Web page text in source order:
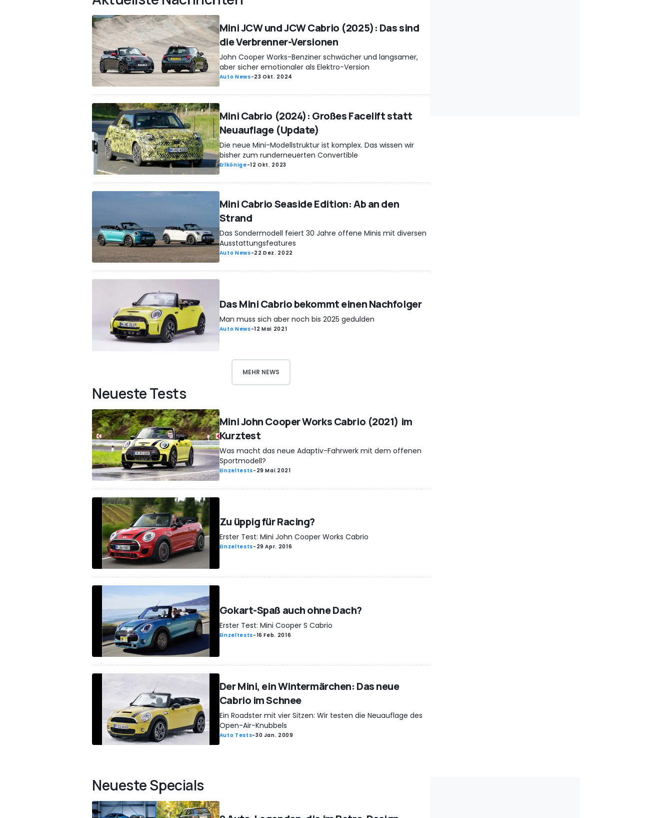
Mini JCW und JCW Cabrio (2025): Das sind
die Verbrenner-Versionen
John Cooper Works-Benziner schwächer und langsamer,
aber sicher emotionaler als Elektro-Version
Auto News-23 Okt. 2024
Mini Cabrio (2024): Großes Facelift statt
Neuauflage (Update)
Die neue Mini-Modellstruktur ist komplex. Das wissen wir
bisher zum runderneuerten Convertible
Erlkönige-12 Okt. 2023
Mini Cabrio Seaside Edition: Ab an den
Strand
Das Sondermodell feiert 30 Jahre offene Minis mit diversen
Ausstattungsfeatures
Auto News-22 Dez. 2022
Das Mini Cabrio bekommt einen Nachfolger
Man muss sich aber noch bis 2025 gedulden
Auto News-12 Mai 2021
MEHR NEWS
Neueste Tests
Mini John Cooper Works Cabrio (2021) im
Kurztest
Was macht das neue Adaptiv-Fahrwerk mit dem offenen
Sportmodell?
Einzeltests- 29 Mai 2021
Zu üppig für Racing?
Erster Test: Mini John Cooper Works Cabrio
Einzeltests- 29 Apr. 2016
Gokart-Spaß auch ohne Dach?
Erster Test: Mini Cooper S Cabrio
Einzeltests-16 Feb. 2016
Der Mini, ein Wintermärchen: Das neue
Cabrio im Schnee
Ein Roadster mit vier Sitzen: Wir testen die Neuauflage des
Open-Air-Knubbels
Auto Tests-30 Jan. 2009
Neueste Specials